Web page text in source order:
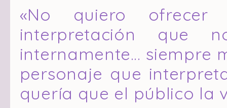
«No quiero
interpretación que
internamente… siempre
personaje que
quería que el público la